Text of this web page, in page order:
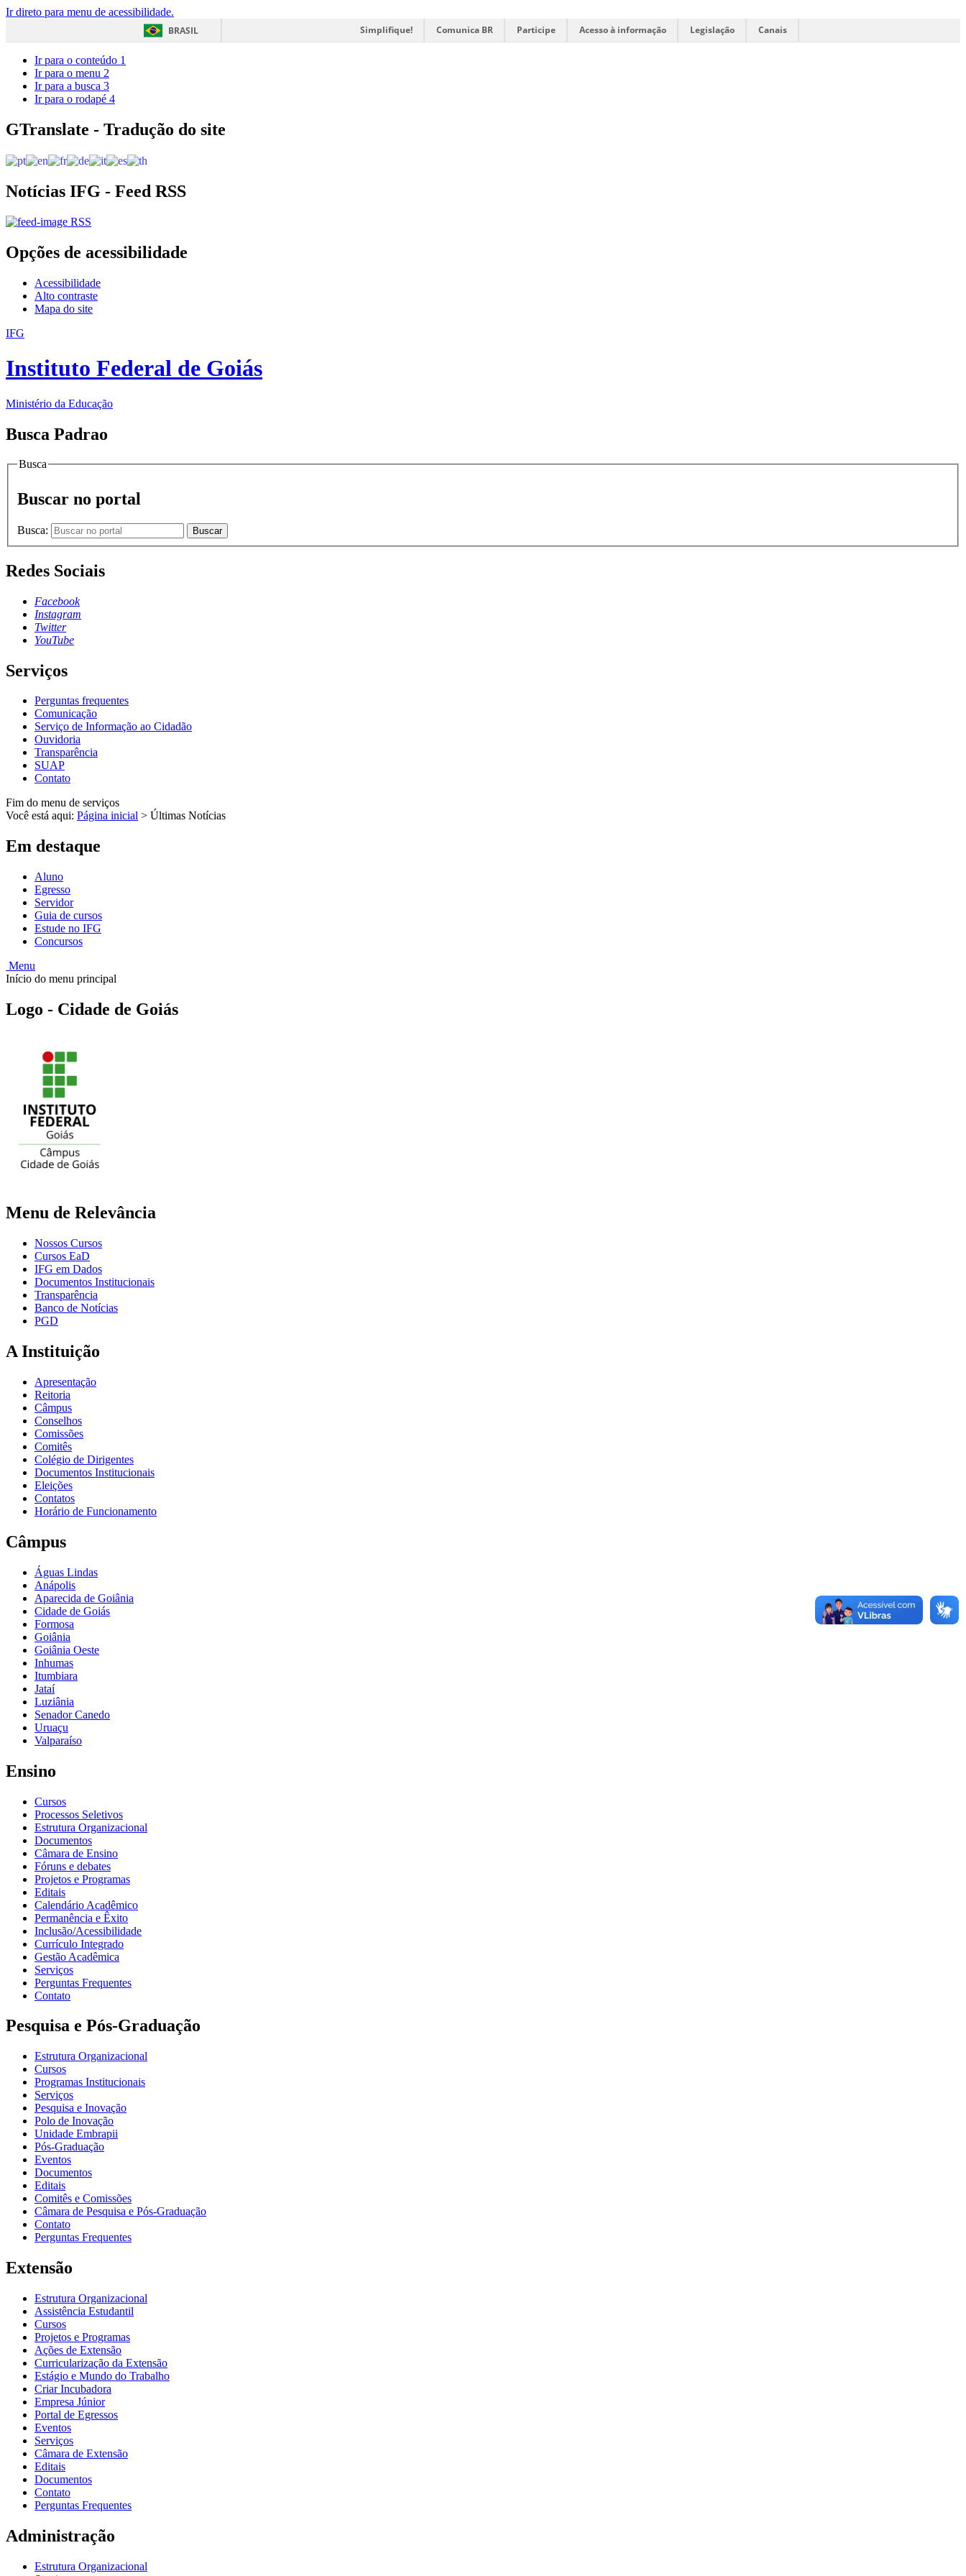
Ir direto para menu de acessibilidade.
BRASIL
Simplifique! Comunica BR Participe Acesso à informação Legislação Canais
Ir para o conteúdo 1
Ir para o menu 2
Ir para a busca 3
Ir para o rodapé 4
GTranslate - Tradução do site
Notícias IFG - Feed RSS
RSS
Opções de acessibilidade
Acessibilidade
Alto contraste
Mapa do site
IFG
Instituto Federal de Goiás
Ministério da Educação
Busca Padrao
Busca
Buscar no portal
Busca: Buscar
Redes Sociais
Facebook
Instagram
Twitter
YouTube
Serviços
Perguntas frequentes
Comunicação
Serviço de Informação ao Cidadão
Ouvidoria
Transparência
SUAP
Contato
Fim do menu de serviços
Você está aqui: Página inicial > Últimas Notícias
Em destaque
Aluno
Egresso
Servidor
Guia de cursos
Estude no IFG
Concursos
Menu
Início do menu principal
Logo - Cidade de Goiás
Menu de Relevância
Nossos Cursos
Cursos EaD
IFG em Dados
Documentos Institucionais
Transparência
Banco de Notícias
PGD
A Instituição
Apresentação
Reitoria
Câmpus
Conselhos
Comissões
Comitês
Colégio de Dirigentes
Documentos Institucionais
Eleições
Contatos
Horário de Funcionamento
Câmpus
Águas Lindas
Anápolis
Aparecida de Goiânia
Cidade de Goiás
Formosa
Goiânia
Goiânia Oeste
Inhumas
Itumbiara
Jataí
Luziânia
Senador Canedo
Uruaçu
Valparaíso
Ensino
Cursos
Processos Seletivos
Estrutura Organizacional
Documentos
Câmara de Ensino
Fóruns e debates
Projetos e Programas
Editais
Calendário Acadêmico
Permanência e Êxito
Inclusão/Acessibilidade
Currículo Integrado
Gestão Acadêmica
Serviços
Perguntas Frequentes
Contato
Pesquisa e Pós-Graduação
Estrutura Organizacional
Cursos
Programas Institucionais
Serviços
Pesquisa e Inovação
Polo de Inovação
Unidade Embrapii
Pós-Graduação
Eventos
Documentos
Editais
Comitês e Comissões
Câmara de Pesquisa e Pós-Graduação
Contato
Perguntas Frequentes
Extensão
Estrutura Organizacional
Assistência Estudantil
Cursos
Projetos e Programas
Ações de Extensão
Curricularização da Extensão
Estágio e Mundo do Trabalho
Criar Incubadora
Empresa Júnior
Portal de Egressos
Eventos
Serviços
Câmara de Extensão
Editais
Documentos
Contato
Perguntas Frequentes
Administração
Estrutura Organizacional